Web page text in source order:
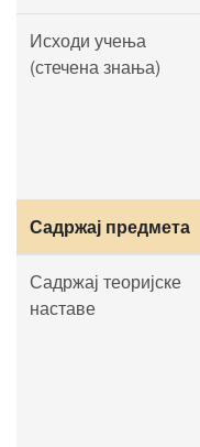
Исходи учења
(стечена знања)
Садржај предмета
Садржај теоријске
наставе